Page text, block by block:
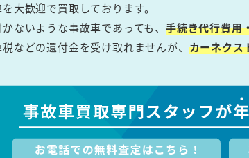
大歓迎で買取しております。
ないような事故車であっても、 手続き代行費用
などの還付金を受け取れませんが、 カーネクス